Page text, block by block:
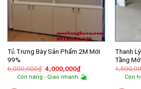
Tủ Trưng Bày Sản Phẩm 2M Mới
99%
6,000,000₫ Giá
gốc
là:
4,000,000₫Giá
hiện
tại
Còn hàng - Giao nhanh
Thanh
Tầng
Còn